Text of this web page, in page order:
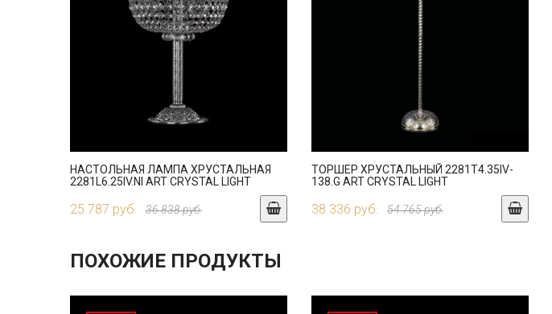
НАСТОЛЬНАЯ ЛАМПА ХРУСТАЛЬНАЯ
2281L6.25IV.NI ART CRYSTAL LIGHT
25 787 руб. 36 838 руб.
ТОРШЕР ХРУСТАЛЬНЫЙ 2281T4.35IV-
138.G ART CRYSTAL LIGHT
38 336 руб. 54 765 руб.
ПОХОЖИЕ ПРОДУКТЫ